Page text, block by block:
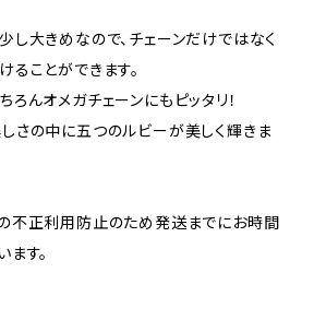
し大きめなので、チェーンだけではなく
ることができます。
んオメガチェーンにもピッタリ！
さの中に五つのルビーが美しく輝きま
不正利用防止のため発送までにお時間
す。